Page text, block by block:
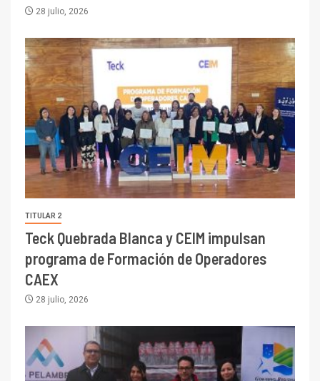
28 julio, 2026
TITULAR 2
Teck Quebrada Blanca y CEIM impulsan
programa de Formación de Operadores
CAEX
28 julio, 2026